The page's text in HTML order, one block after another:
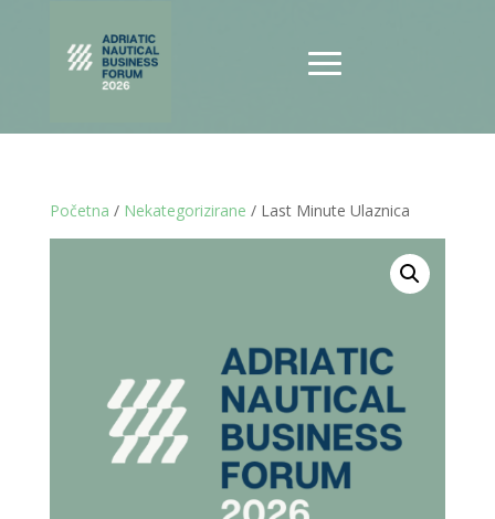
Početna / Nekategorizirane / Last Minute Ulaznica